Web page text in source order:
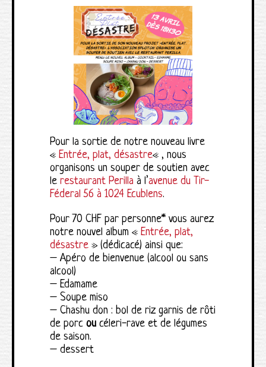
Pour la sortie de notre nouveau livre
« Entrée, plat, désastre« , nous
organisons un souper de soutien avec
le restaurant Perilla à l’avenue du Tir-
Féderal 56 à 1024 Ecublens.
Pour 70 CHF par personne* vous aurez
notre nouvel album « Entrée, plat,
désastre » (dédicacé) ainsi que:
– Apéro de bienvenue (alcool ou sans
alcool)
– Edamame
– Soupe miso
– Chashu don : bol de riz garnis de rôti
de porc ou céleri-rave et de légumes
de saison.
– dessert